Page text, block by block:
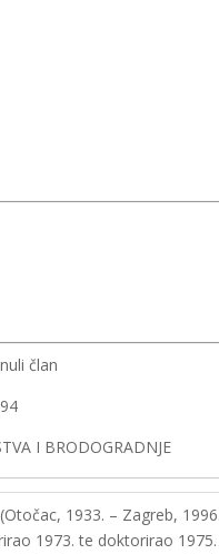
član
I BRODOGRADNJE
1933. – Zagreb,
1973. te doktorirao